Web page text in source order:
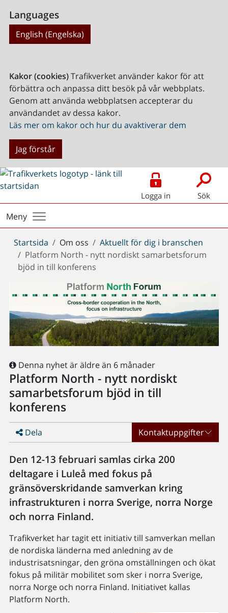
Languages
English (Engelska)
Kakor (cookies)Trafikverket använder kakor för att
förbättra och anpassa ditt besök på vår webbplats.
Genom att använda webbplatsen accepterar du
användandet av dessa kakor.
Läs mer om kakor och hur du avaktiverar dem
Jag förstår
Logga in Sök
Meny
Du
är
här:
Startsida Om oss
Aktuellt för dig i branschen
Platform North - nytt nordiskt samarbetsforum
bjöd in till konferens
Denna nyhet är äldre än 6 månader
Platform North - nytt nordiskt
samarbetsforum bjöd in till
konferens
Dela Kontaktuppgifter
Den 12-13 februari samlas cirka 200
deltagare i Luleå med fokus på
gränsöverskridande samverkan kring
infrastrukturen i norra Sverige, norra Norge
och norra Finland.
Trafikverket har tagit ett initiativ till samverkan mellan
de nordiska länderna med anledning av de
industrisatsningar, den gröna omställningen och ökat
fokus på militär mobilitet som sker i norra Sverige,
norra Norge och norra Finland. Initiativet kallas
Platform North.